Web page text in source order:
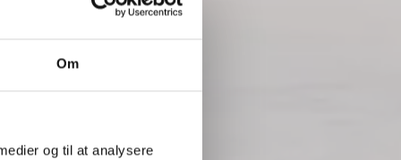
Om
og til at analysere